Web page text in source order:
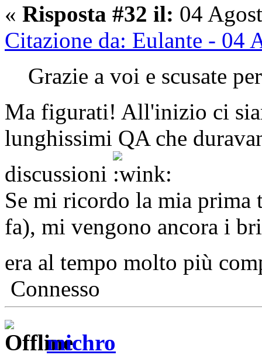
« Risposta #32 il: 04
Citazione da: Eulante - 04
Grazie a voi e scusate
Ma figurati! All'inizio ci
lunghissimi QA che
discussioni
Se mi ricordo la mia prima
fa), mi vengono ancora i
era al tempo molto più
Connesso
michro